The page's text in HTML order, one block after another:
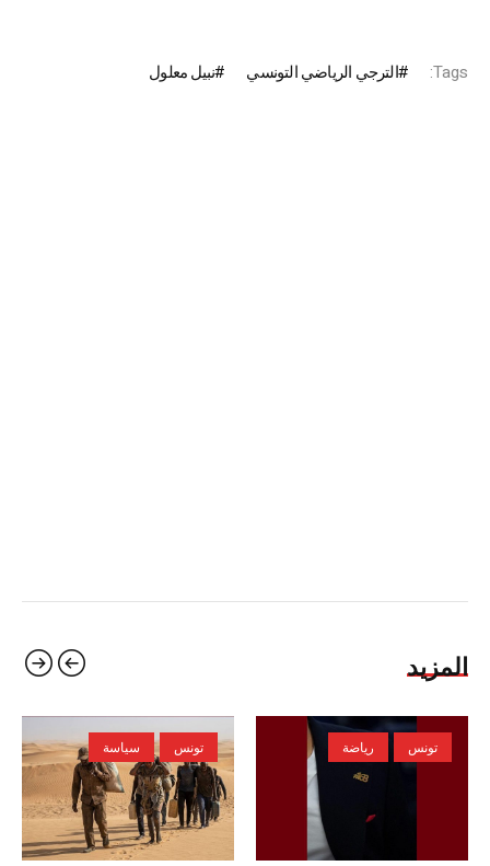
Tags: الترجي الرياضي التونسي نبيل معلول
المزيد
تونس رياضة تونس سياسة